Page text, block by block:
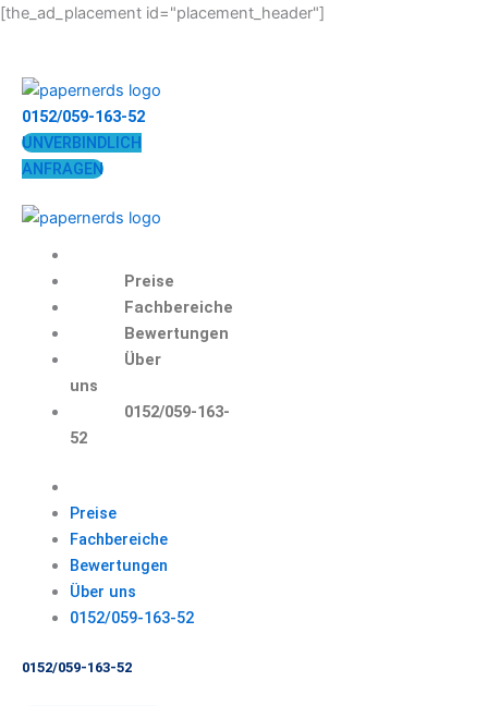
[the_ad_placement id="placement_header"]
Zum
0152/059-163-52
UNVERBINDLICH
ANFRAGEN
Preise
Fachbereiche
Bewertungen
Über
uns
0152/059-163-
52
Preise
Fachbereiche
Bewertungen
Über uns
0152/059-163-52
0152/059-163-52